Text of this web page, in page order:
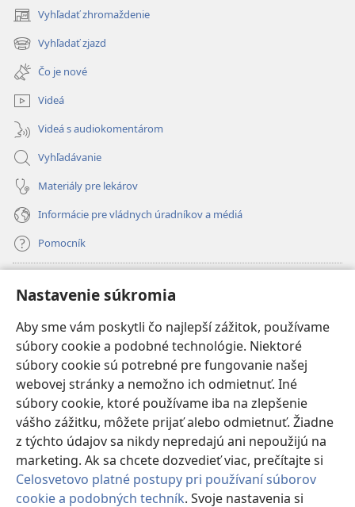
Nastavenie súkromia
Aby sme vám poskytli čo najlepší zážitok, používame
súbory cookie a podobné technológie. Niektoré
súbory cookie sú potrebné pre fungovanie našej
webovej stránky a nemožno ich odmietnuť. Iné
súbory cookie, ktoré používame iba na zlepšenie
vášho zážitku, môžete prijať alebo odmietnuť. Žiadne
z týchto údajov sa nikdy nepredajú ani nepoužijú na
marketing. Ak sa chcete dozvedieť viac, prečítajte si
Celosvetovo platné postupy pri používaní súborov
cookie a podobných techník. Svoje nastavenia si
Vyhľadať zhromaždenie
(otvorí
nové
okno)
Vyhľadať zjazd
(otvorí
nové
okno)
Čo je nové
Videá
Videá s audiokomentárom
Vyhľadávanie
Materiály pre lekárov
Informácie pre vládnych úradníkov a médiá
Pomocník
(otvorí
nové
okno)
INTERNETOVÁ KNIŽNICA Strážnej veže
(otvorí
nové
okno)JW Hub ®
(otvorí
nové
okno)JW Library
Watchtower Library